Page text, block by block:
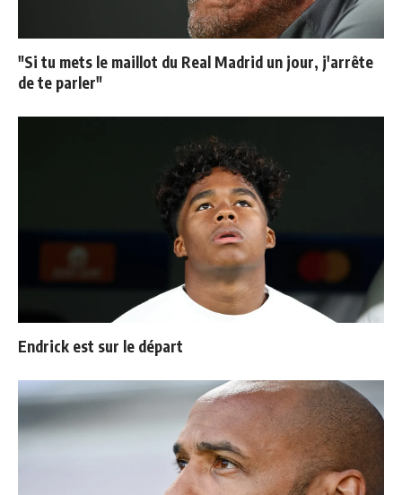
"Si tu mets le maillot du Real Madrid un jour, j'arrête
de te parler"
Endrick est sur le départ